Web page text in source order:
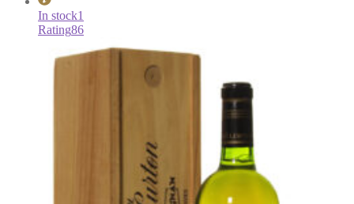
In stock1
Rating86